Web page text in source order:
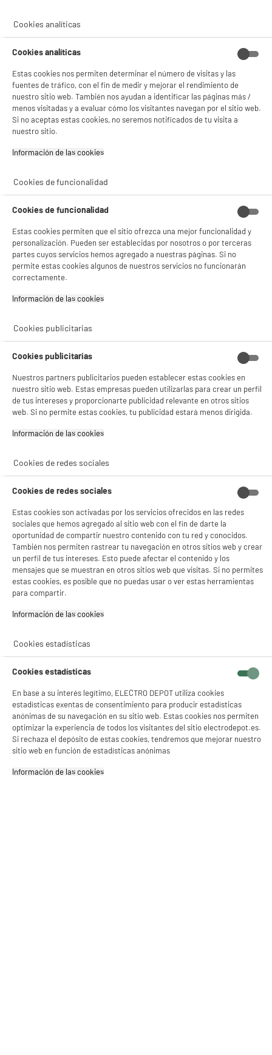
PRECIO IMBATIBLE
★★★★★
★★★★★
Sync
2€ 96
PRECIO IMBATIBLE
4.5/5(11)
Cable HIGH ONE 1M LIGHTING BLANCO
2 €96
BY ELECTRODEPOT
4.4/5 (22)
Tipo de producto : Cable de cargador USB-C
Sync
4€96
BY ELECTRODEPOT
★★★★★
★★★★★
/5
CABLE EDENWOOD 1M USB C LIGHTNING BLANCO
Tipo de producto : cable de carga Lightning®
4€ 96
★★★★★
★★★★★
Cargador APPLE 20W USB-C
Tipo de producto : cargador
19€ 96
Rechazar todas
Con el fin de mejorar tu experiencia, y tras tu consentimiento, ELECTRO DEPOT
y sus socios utilizan cookies que procesan tus datos personales para:
- compartir contenido adaptado a tus preferencias
- ofrecer publicidad y comunicaciones personalizadas
- facilitar el intercambio de contenido en las redes sociales
Consulta la política de cookies.
estadísticas anónimas basadas en tu navegación. Puedes oponerte a su uso
gestionando sus cookies.
¡Buena visita!
Gestionar cookies
✔ ACEPTAR TODAS
Cookies analíticas
Cookies analíticas
Estas cookies nos permiten determinar el número de visitas y las
fuentes de tráfico, con el fin de medir y mejorar el rendimiento de
nuestro sitio web. También nos ayudan a identificar las páginas más /
menos visitadas y a evaluar cómo los visitantes navegan por el sitio web.
Si no aceptas estas cookies, no seremos notificados de tu visita a
nuestro sitio.
Información de las cookies‎
Cookies de funcionalidad
Cookies de funcionalidad
Estas cookies permiten que el sitio ofrezca una mejor funcionalidad y
personalización. Pueden ser establecidas por nosotros o por terceras
partes cuyos servicios hemos agregado a nuestras páginas. Si no
permite estas cookies algunos de nuestros servicios no funcionarán
correctamente.
Información de las cookies‎
Cookies publicitarias
Cookies publicitarias
Nuestros partners publicitarios pueden establecer estas cookies en
nuestro sitio web. Estas empresas pueden utilizarlas para crear un perfil
de tus intereses y proporcionarte publicidad relevante en otros sitios
web. Si no permite estas cookies, tu publicidad estará menos dirigida.
Información de las cookies‎
Cookies de redes sociales
Cookies de redes sociales
Estas cookies son activadas por los servicios ofrecidos en las redes
sociales que hemos agregado al sitio web con el fin de darte la
oportunidad de compartir nuestro contenido con tu red y conocidos.
También nos permiten rastrear tu navegación en otros sitios web y crear
un perfil de tus intereses. Esto puede afectar el contenido y los
mensajes que se muestran en otros sitios web que visitas. Si no permites
estas cookies, es posible que no puedas usar o ver estas herramientas
para compartir.
Información de las cookies‎
Cookies estadísticas
Cookies estadísticas
En base a su interés legítimo, ELECTRO DEPOT utiliza cookies
estadísticas exentas de consentimiento para producir estadísticas
anónimas de su navegación en su sitio web. Estas cookies nos permiten
optimizar la experiencia de todos los visitantes del sitio electrodepot.es.
Si rechaza el depósito de estas cookies, tendremos que mejorar nuestro
sitio web en función de estadísticas anónimas
Información de las cookies‎